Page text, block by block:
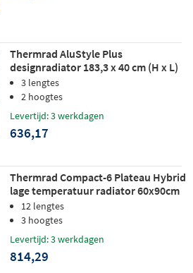
Thermrad AluStyle Plus
designradiator 183,3 x 40 cm (H x L)
wit3 lengtes
2 hoogtes
Levertijd: 3 werkdagen
636,17
Thermrad Compact-6 Plateau Hybrid
lage temperatuur radiator 60x90cm
588W12 lengtes
3 hoogtes
Levertijd: 3 werkdagen
814,29